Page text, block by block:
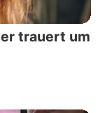
trauert um